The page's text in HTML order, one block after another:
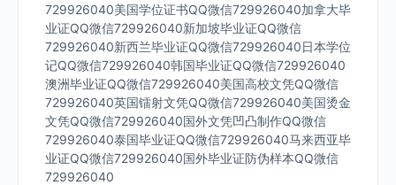
729926040美国学位证书QQ微信729926040加拿大毕
业证QQ微信729926040新加坡毕业证QQ微信
729926040新西兰毕业证QQ微信729926040日本学位
记QQ微信729926040韩国毕业证QQ微信729926040
澳洲毕业证QQ微信729926040美国高校文凭QQ微信
729926040英国镭射文凭QQ微信729926040美国烫金
文凭QQ微信729926040国外文凭凹凸制作QQ微信
729926040泰国毕业证QQ微信729926040马来西亚毕
业证QQ微信729926040国外毕业证防伪样本QQ微信
729926040